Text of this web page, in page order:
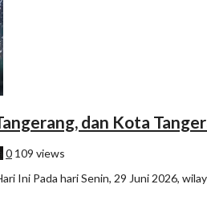
dan Kota
0 109 views
Ini Pada hari Senin, 29 Juni 2026,